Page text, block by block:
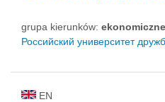
grupa kierunków:
Российский университет
EN